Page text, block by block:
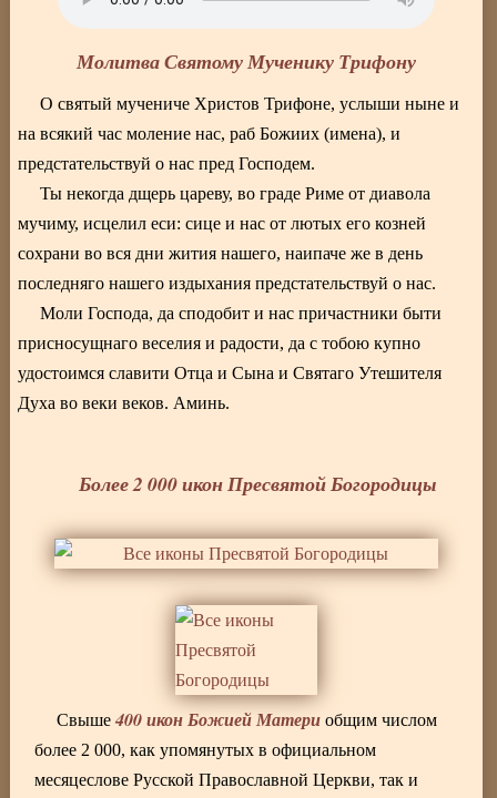
Молитва Святому Мученику Трифону
О святый мучениче Христов Трифоне, услыши ныне и
на всякий час моление нас, раб Божиих (имена), и
предстательствуй о нас пред Господем.
Ты некогда дщерь цареву, во граде Риме от диавола
мучиму, исцелил еси: сице и нас от лютых его козней
сохрани во вся дни жития нашего, наипаче же в день
последняго нашего издыхания предстательствуй о нас.
Моли Господа, да сподобит и нас причастники быти
присносущнаго веселия и радости, да с тобою купно
удостоимся славити Отца и Сына и Святаго Утешителя
Духа во веки веков. Аминь.
Более 2 000 икон Пресвятой Богородицы
Свыше400 икон Божией Матери общим числом
более 2 000, как упомянутых в официальном
месяцеслове Русской Православной Церкви, так и